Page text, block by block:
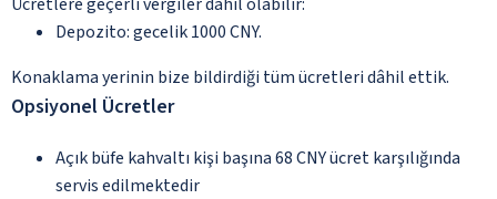
Depozito: gecelik 1000 CNY.
Konaklama yerinin bize bildirdiği tüm ücretleri dâhil ettik.
Opsiyonel Ücretler
Açık büfe kahvaltı kişi başına 68 CNY ücret karşılığında
servis edilmektedir